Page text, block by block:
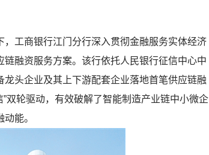
工商银行江门分行深入贯彻金融服务实体经济
融资服务方案。该行依托人民银行征信中心中
头企业及其上下游配套企业落地首笔供应链融
双轮驱动，有效破解了智能制造产业链中小微企
能。